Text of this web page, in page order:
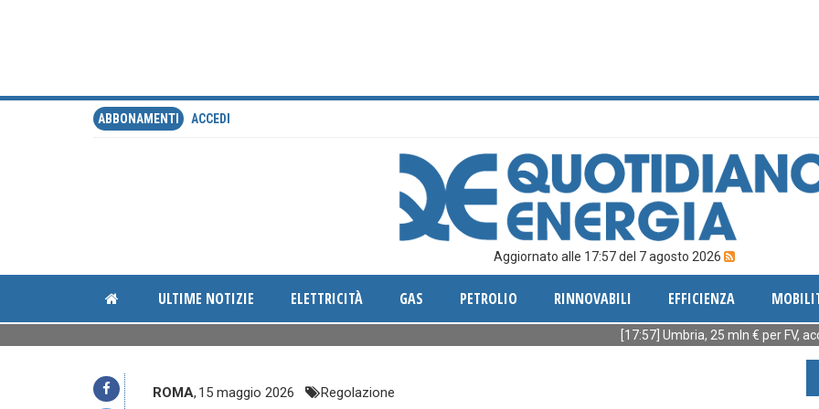
ABBONAMENTI ACCEDI
Aggiornato alle 17:57 del 7 agosto 2026
ULTIME NOTIZIE ELETTRICITÀ GAS PETROLIO RINNOVABILI EFFICIENZA
[17:57] Umbria, 25 mln € per FV,
ROMA, 15 maggio 2026 Regolazione